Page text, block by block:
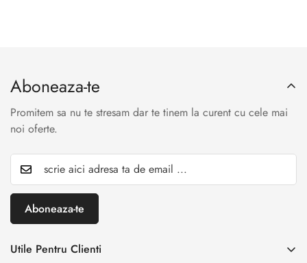
Aboneaza-te
Promitem sa nu te stresam dar te tinem la curent cu cele mai
noi oferte.
Aboneaza-te
Utile Pentru Clienti